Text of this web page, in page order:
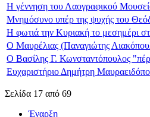
Η γέννηση του Λαογραφικού
Μνημόσυνο υπέρ της ψυχής του
Η φωτιά την Κυριακή το μεσημέρι
Ο Μαυρέλιας (Παναγιώτης
Ο Βασίλης Γ. Κωνσταντόπουλος
Ευχαριστήριο Δημήτρη
Σελίδα 17 από 69
Έναρξη